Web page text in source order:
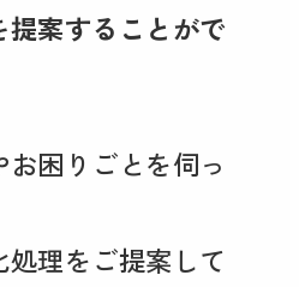
案することがで
困りごとを伺っ
理をご提案して